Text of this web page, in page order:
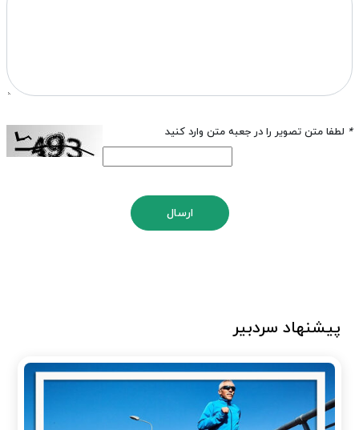
* لطفا متن تصویر را در جعبه متن وارد کنید
ارسال
پیشنهاد سردبیر